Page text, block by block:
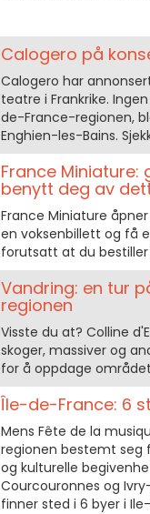
Calogero på
Calogero har
teatre i Frankrike.
de-France-regionen,
Enghien-les-Bains.
France
benytt deg av
France Miniature
en voksenbillett og få
forutsatt at du
Vandring: en tur
regionen
Visste du at? Colline
skoger, massiver og
for å oppdage
Île-de-France: 6
Mens Fête de la
regionen bestemt seg
og kulturelle
Courcouronnes og
finner sted i 6 byer i